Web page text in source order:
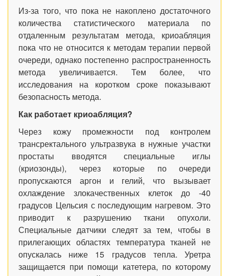
Из-за того, что пока не накоплено достаточного
количества статистического материала по
отдаленным результатам метода, криоабляция
пока что не относится к методам терапии первой
очереди, однако постепенно распространенность
метода увеличивается. Тем более, что
исследования на коротком сроке показывают
безопасность метода.
Как работает криоабляция?
Через кожу промежности под контролем
трансректального ультразвука в нужные участки
простаты вводятся специальные иглы
(криозонды), через которые по очереди
пропускаются аргон и гелий, что вызывает
охлаждение злокачественных клеток до -40
градусов Цельсия с последующим нагревом. Это
приводит к разрушению ткани опухоли.
Специальные датчики следят за тем, чтобы в
прилегающих областях температура тканей не
опускалась ниже 15 градусов тепла. Уретра
защищается при помощи катетера, по которому